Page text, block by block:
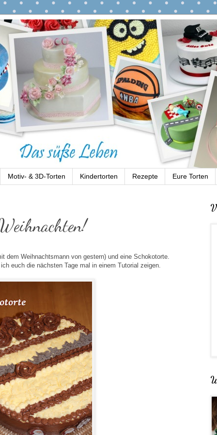
Motiv- & 3D-Torten Kindertorten Rezepte Eure Torten
dem Weihnachtsmann von gestern) und eine Schokotorte.
euch die nächsten Tage mal in einem Tutorial zeigen.